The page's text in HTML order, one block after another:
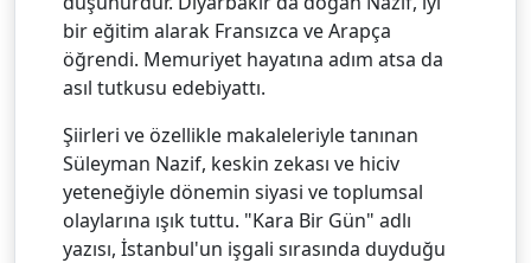
bir eğitim alarak Fransızca ve Arapça
öğrendi. Memuriyet hayatına adım atsa da
asıl tutkusu edebiyattı.
Şiirleri ve özellikle makaleleriyle tanınan
Süleyman Nazif, keskin zekası ve hiciv
yeteneğiyle dönemin siyasi ve toplumsal
olaylarına ışık tuttu. "Kara Bir Gün" adlı
yazısı, İstanbul'un işgali sırasında duyduğu